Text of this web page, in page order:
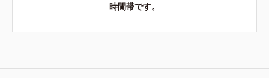
時間帯です。